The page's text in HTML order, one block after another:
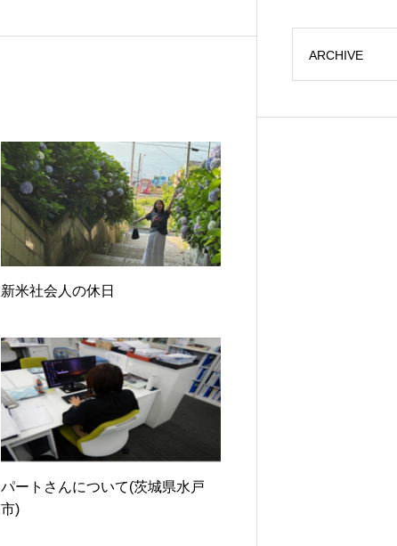
新米社会人の休日
パートさんについて(茨城県水戸
市)
ARCHIVE